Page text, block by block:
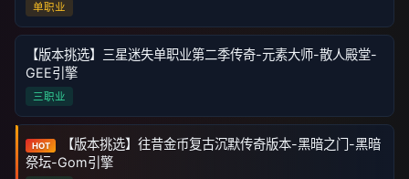
单职业
【版本挑选】三星迷失单职业第二季传奇-元素大师-散人殿堂-
GEE引擎
三职业
HOT
【版本挑选】往昔金币复古沉默传奇版本-黑暗之门-黑暗
祭坛-Gom引擎